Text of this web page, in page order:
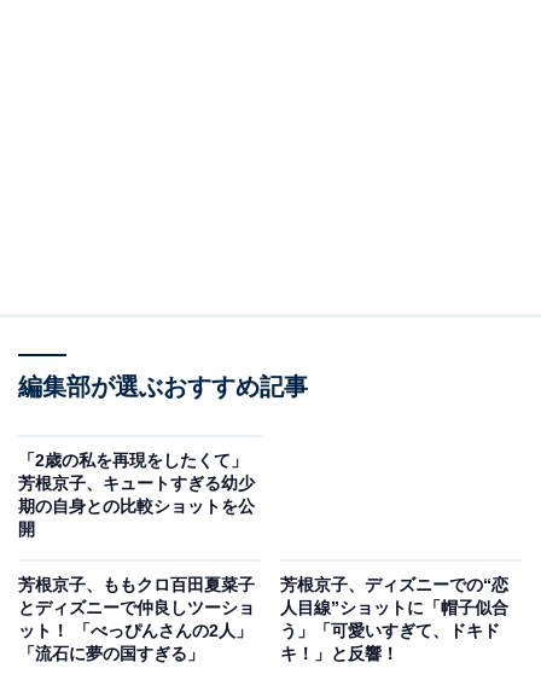
編集部が選ぶおすすめ記事
「2歳の私を再現をしたくて」
芳根京子、キュートすぎる幼少
期の自身との比較ショットを公
開
芳根京子、ももクロ百田夏菜子
とディズニーで仲良しツーショ
ット！ 「べっぴんさんの2人」
「流石に夢の国すぎる」
芳根京子、ディズニーでの“恋
人目線”ショットに「帽子似合
う」「可愛いすぎて、ドキド
キ！」と反響！